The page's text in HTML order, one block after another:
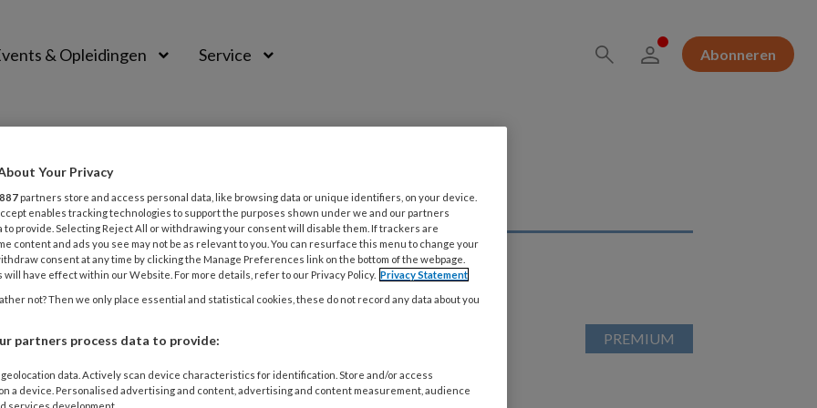
& Opleidingen Service Abonneren
(TSO)
(TSO)
2021 ACHTERGRONDARTIKEL TRAUMA
voor traumasensitief onderwijs
Your Privacy
887 partners store and access personal data, like browsing data or unique identifiers, on your device.
enables tracking technologies to support the purposes shown under we and our partners
to provide. Selecting Reject All or withdrawing your consent will disable them. If trackers are
content and ads you see may not be as relevant to you. You can resurface this menu to change your
consent at any time by clicking the Manage Preferences link on the bottom of the webpage.
will have effect within our Website. For more details, refer to our Privacy Policy. Privacy Statement
not? Then we only place essential and statistical cookies, these do not record any data about you
partners process data to provide:
data. Actively scan device characteristics for identification. Store and/or access
a device. Personalised advertising and content, advertising and content measurement, audience